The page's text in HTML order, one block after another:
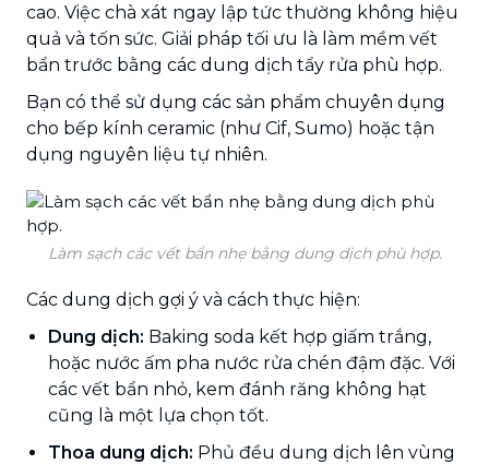
cao. Việc chà xát ngay lập tức thường không hiệu
quả và tốn sức. Giải pháp tối ưu là làm mềm vết
bẩn trước bằng các dung dịch tẩy rửa phù hợp.
Bạn có thể sử dụng các sản phẩm chuyên dụng
cho bếp kính ceramic (như Cif, Sumo) hoặc tận
dụng nguyên liệu tự nhiên.
Làm sạch các vết bẩn nhẹ bằng dung dịch phù hợp.
Các dung dịch gợi ý và cách thực hiện:
Dung dịch: Baking soda kết hợp giấm trắng,
hoặc nước ấm pha nước rửa chén đậm đặc. Với
các vết bẩn nhỏ, kem đánh răng không hạt
cũng là một lựa chọn tốt.
Thoa dung dịch: Phủ đều dung dịch lên vùng